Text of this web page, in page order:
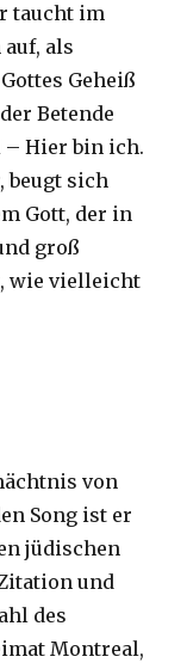
taucht im
als
Geheiß
Betende
– Hier bin ich.
beugt sich
Gott, der in
groß
wie vielleicht
von
Song ist er
jüdischen
und
des
Montreal,